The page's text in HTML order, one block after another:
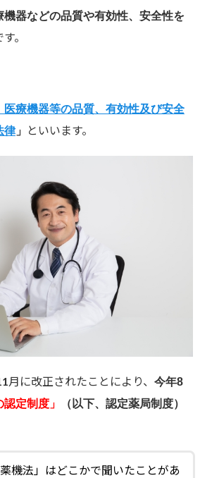
機器などの品質や有効性、安全性を
。
医療機器等の品質、有効性及び安全
律」 といいます。
月に改正されたことにより、 今年8
認定制度」
（以下、認定薬局制度）
薬機法」はどこかで聞いたことがあ